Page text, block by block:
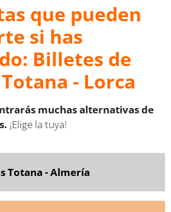
que pueden
si has
Billetes de
- Lorca
muchas alternativas de
¡Elige la tuya!
Totana - Almería